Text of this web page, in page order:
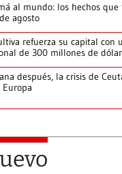
al mundo: los hechos
agosto
refuerza su capital con
de 300 millones de
después, la crisis de
Europa